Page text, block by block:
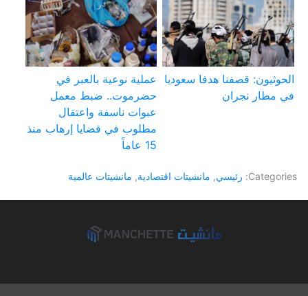
الحوثيون: قصفنا هدفا سعوديا
في مطار نجران
عملية نوعية بالعبر في
حضرموت.. ضبط معمل
عبوات ناسفة واعتقال
مطلوب في قضايا إرهاب منذ
15 عاماً
Categories: رئيسي, مانشيتات اقتصادية, مانشيتات عالمية